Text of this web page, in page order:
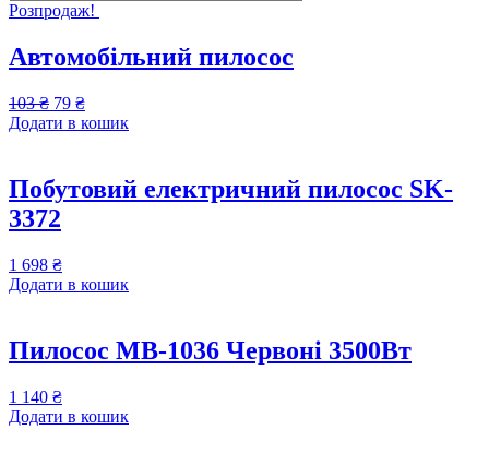
Розпродаж!
Автомобільний пилосос
103₴ 79 ₴
Додати в кошик
Побутовий електричний пилосос SK-
3372
1 698 ₴
Додати в кошик
Пилосос MB-1036 Червоні 3500Вт
1 140 ₴
Додати в кошик